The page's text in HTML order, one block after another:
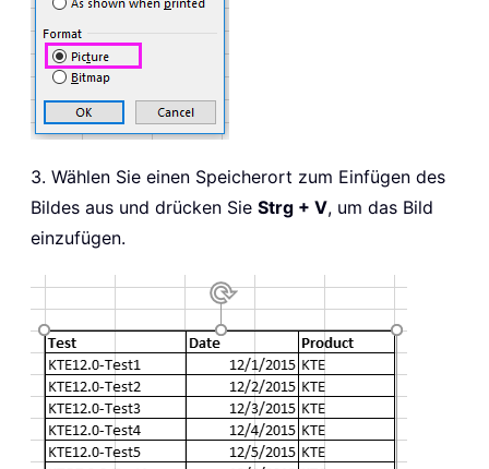
3. Wählen Sie einen Speicherort zum Einfügen des
Bildes aus und drücken Sie Strg + V, um das Bild
einzufügen.